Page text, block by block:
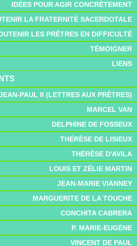
IDÉES POUR AGIR CONCRÈTEMENT
LA FRATERNITÉ SACERDOTALE
LES PRÊTRES EN DIFFICULTÉ
TÉMOIGNER
LIENS
PAUL II (LETTRES AUX PRÊTRES)
MARCEL VAN
DELPHINE DE FOSSEUX
THÉRÈSE DE LISIEUX
THÉRÈSE D'AVILA
LOUIS ET ZÉLIE MARTIN
JEAN-MARIE VIANNEY
MARGUERITE DE LA TOUCHE
CONCHITA CABRERA
P. MARIE-EUGÈNE
VINCENT DE PAUL